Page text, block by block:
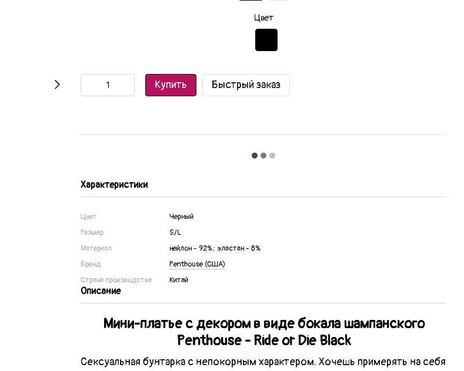
Цвет
Купить Быстрый заказ
Характеристики
Цвет
Черный
Размер
S/L
Материал
нейлон - 92%; эластан - 8%
Бренд
Penthouse (США)
Страна производства
Китай
Описание
Мини-платье с декором в виде бокала шампанского
Penthouse - Ride or Die Black
Сексуальная бунтарка с непокорным характером. Хочешь примерять на себя